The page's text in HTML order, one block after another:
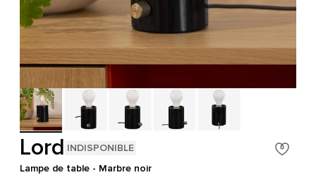
Lord INDISPONIBLE
Lampe de table - Marbre noir